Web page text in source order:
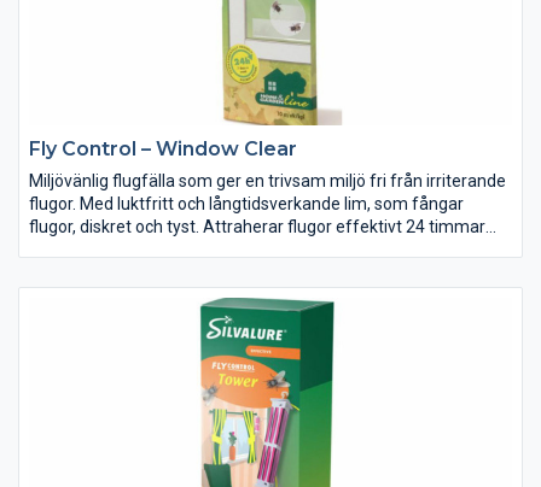
Fly Control – Window Clear
Miljövänlig flugfälla som ger en trivsam miljö fri från irriterande
flugor. Med luktfritt och långtidsverkande lim, som fångar
flugor, diskret och tyst. Attraherar flugor effektivt 24 timmar